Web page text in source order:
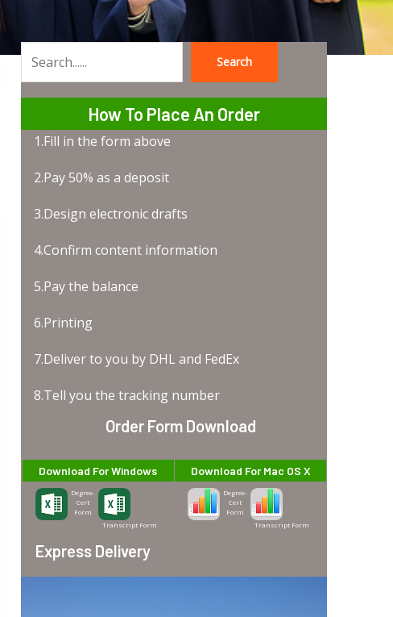
Search
How To Place An Order
1.Fill in the form above
2.Pay 50% as a deposit
3.Design electronic drafts
4.Confirm content information
5.Pay the balance
6.Printing
7.Deliver to you by DHL and FedEx
8.Tell you the tracking number
Order Form Download
Download For Windows
Degree-
Cert
Form
Transcript Form
Download For Mac OS X
Degree-
Cert
Form
Transcript Form
Express Delivery